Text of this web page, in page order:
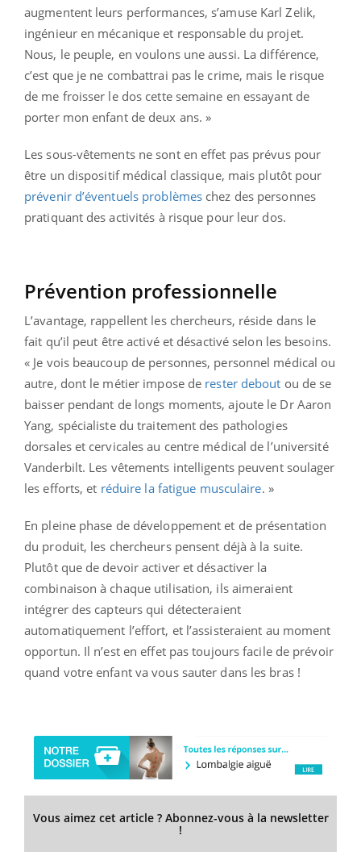
augmentent leurs performances, s’amuse Karl Zelik,
ingénieur en mécanique et responsable du projet.
Nous, le peuple, en voulons une aussi. La différence,
c’est que je ne combattrai pas le crime, mais le risque
de me froisser le dos cette semaine en essayant de
porter mon enfant de deux ans. »
Les sous-vêtements ne sont en effet pas prévus pour
être un dispositif médical classique, mais plutôt pour
prévenir d’éventuels problèmes chez des personnes
pratiquant des activités à risque pour leur dos.
Prévention professionnelle
L’avantage, rappellent les chercheurs, réside dans le
fait qu’il peut être activé et désactivé selon les besoins.
« Je vois beaucoup de personnes, personnel médical ou
autre, dont le métier impose de rester debout ou de se
baisser pendant de longs moments, ajoute le Dr Aaron
Yang, spécialiste du traitement des pathologies
dorsales et cervicales au centre médical de l’université
Vanderbilt. Les vêtements intelligents peuvent soulager
les efforts, et réduire la fatigue musculaire. »
En pleine phase de développement et de présentation
du produit, les chercheurs pensent déjà à la suite.
Plutôt que de devoir activer et désactiver la
combinaison à chaque utilisation, ils aimeraient
intégrer des capteurs qui détecteraient
automatiquement l’effort, et l’assisteraient au moment
opportun. Il n’est en effet pas toujours facile de prévoir
quand votre enfant va vous sauter dans les bras !
Vous aimez cet article ? Abonnez-vous à la newsletter
!